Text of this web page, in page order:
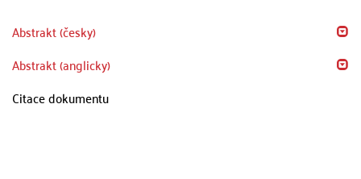
Abstrakt (česky)
Abstrakt (anglicky)
Citace dokumentu